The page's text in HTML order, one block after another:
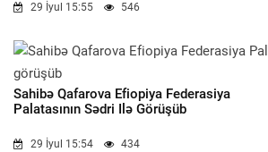
29 İyul 15:55 546
Sahibə Qafarova Efiopiya Federasiya
Palatasının Sədri Ilə Görüşüb
29 İyul 15:54 434